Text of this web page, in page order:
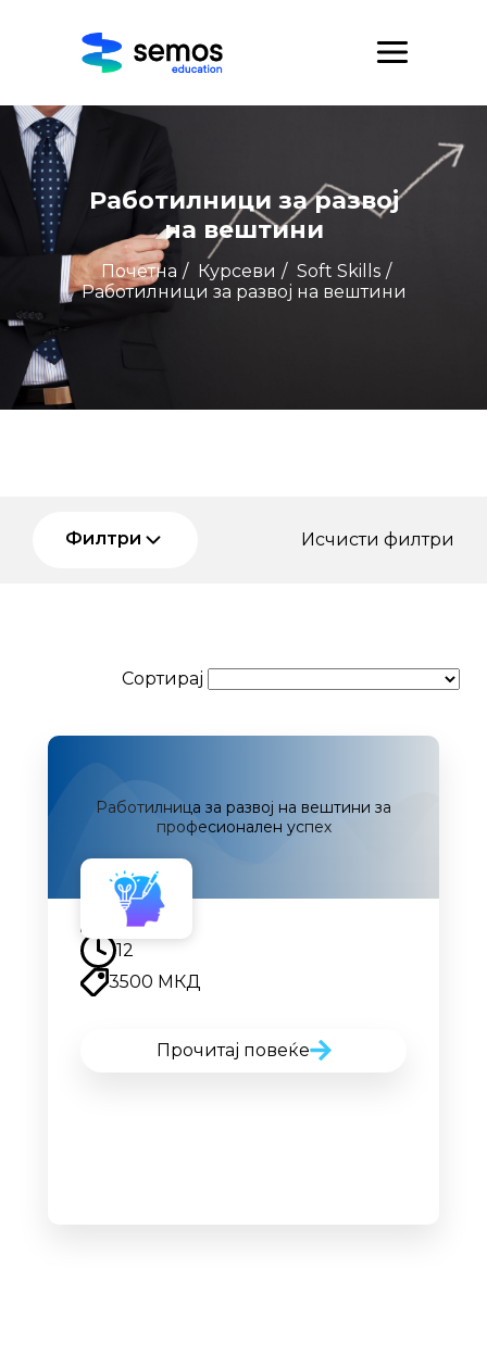
Работилници за развој
на вештини
Почетна / Курсеви / Soft Skills /
Работилници за развој на вештини
Филтри Исчисти филтри
Сортирај
Работилница за развој на вештини за
професионален успех
Наскоро
12
3500 МКД
Прочитај повеќе